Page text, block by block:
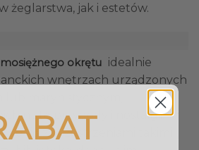
żeglarstwa, jak i estetów.
okrętu idealnie
wnętrzach urządzonych
marynistycznym,
nutę przygody i nostalgii.
się z przestrzeniami takimi